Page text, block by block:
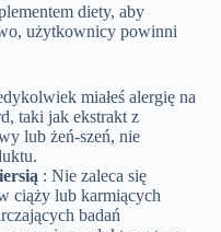
diety, aby
użytkownicy powinni
miałeś alergię na
taki jak ekstrakt z
lub żeń-szeń, nie
: Nie zaleca się
ciąży lub karmiących
badań